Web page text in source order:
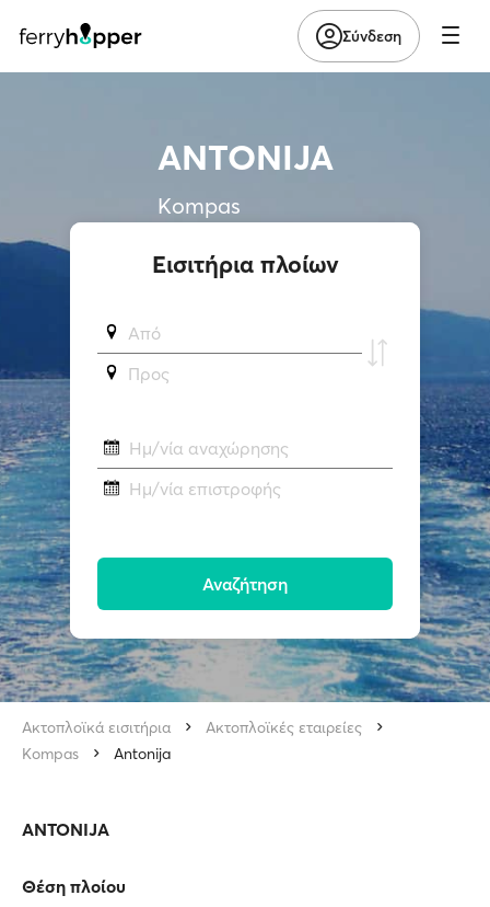
Σύνδεση
ANTONIJA
Kompas
Εισιτήρια πλοίων
Από
Προς
Ημ/νία αναχώρησης
Ημ/νία επιστροφής
Αναζήτηση
Ακτοπλοϊκά εισιτήρια
Ακτοπλοϊκές εταιρείες
Kompas
Antonija
ANTONIJA
Θέση πλοίου